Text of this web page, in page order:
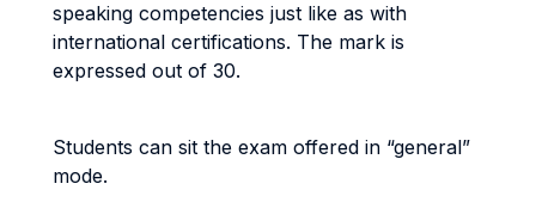
speaking competencies just like as with
international certifications. The mark is
expressed out of 30.
Students can sit the exam offered in “general”
mode.